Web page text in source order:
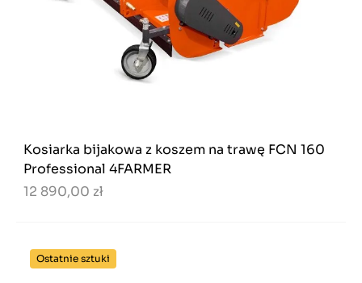
Kosiarka bijakowa z koszem na trawę FCN 160
Professional 4FARMER
12 890,00 zł
Ostatnie sztuki